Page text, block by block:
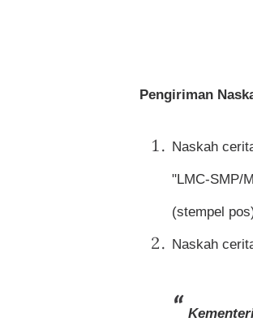
Pengiriman
Naskah
"LMC-SMP/
(stempel
Naskah